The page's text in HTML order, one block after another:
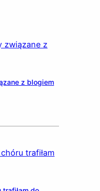
z blogiem